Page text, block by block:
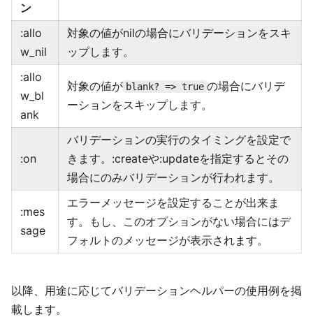
ン
:allo
w_nil
対象の値がnilの場合にバリデーションをスキ
ップします。
:allo
w_bl
ank
対象の値が blank? => true の場合にバリデ
ーションをスキップします。
:on
バリデーションの実行のタイミングを設定で
きます。:createや:updateを指定するとその
場合にのみバリデーションが行われます。
:mes
sage
エラーメッセージを設定することが出来ま
す。もし、このオプションがない場合にはデ
フォルトのメッセージが表示されます。
以降、用途に応じてバリデーションヘルパーの使用例を掲
載します。